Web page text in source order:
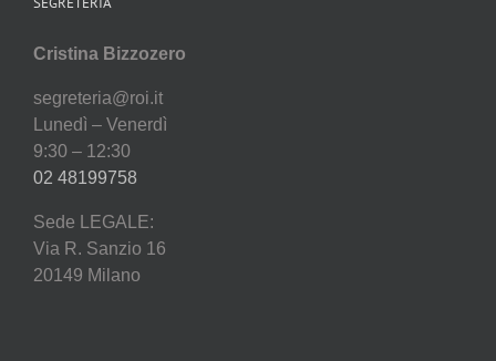
Cristina Bizzozero
segreteria@roi.it
Lunedì – Venerdì
9:30 – 12:30
02 48199758
Sede LEGALE:
Via R. Sanzio 16
20149 Milano